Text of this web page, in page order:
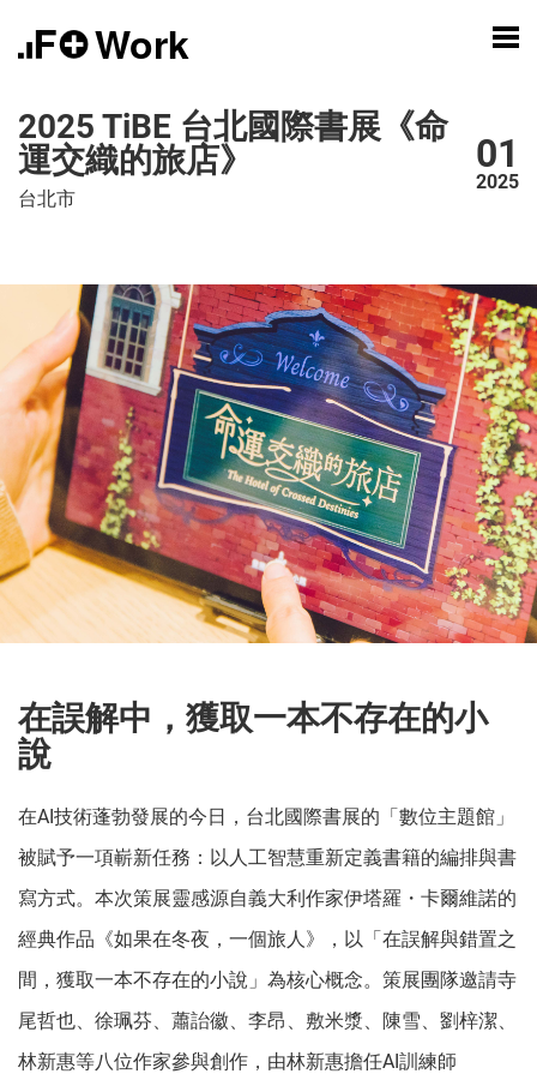
Work
01
2025
2025 TiBE 台北國際書展《命
運交織的旅店》
台北市
在誤解中，獲取一本不存在的小
說
在AI技術蓬勃發展的今日，台北國際書展的「數位主題館」
被賦予一項嶄新任務：以人工智慧重新定義書籍的編排與書
寫方式。本次策展靈感源自義大利作家伊塔羅・卡爾維諾的
經典作品《如果在冬夜，一個旅人》，以「在誤解與錯置之
間，獲取一本不存在的小說」為核心概念。策展團隊邀請寺
尾哲也、徐珮芬、蕭詒徽、李昂、敷米漿、陳雪、劉梓潔、
林新惠等八位作家參與創作，由林新惠擔任AI訓練師